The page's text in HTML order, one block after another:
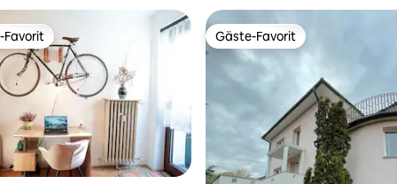
Favorit.
Favorit Gäste-Favorit
Gäste-Favorit